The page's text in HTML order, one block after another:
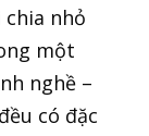
nhỏ
một
nghề –
có đặc